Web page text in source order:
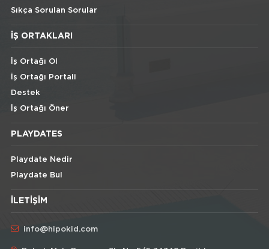
Sıkça Sorulan Sorular
İŞ ORTAKLARI
İş Ortağı Ol
İş Ortağı Portali
Destek
İş Ortağı Öner
PLAYDATES
Playdate Nedir
Playdate Bul
İLETIŞIM
info@hipokid.com